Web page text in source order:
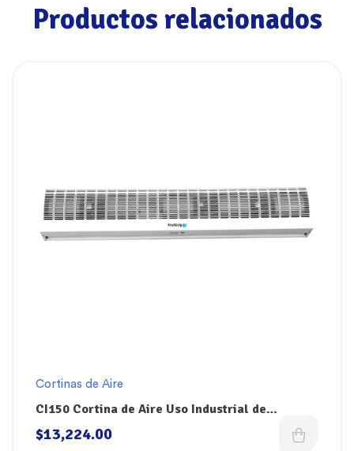
Productos relacionados
Cortinas de Aire
CI150 Cortina de Aire Uso Industrial de
150cm(60″) FroStrip
$13,224.00